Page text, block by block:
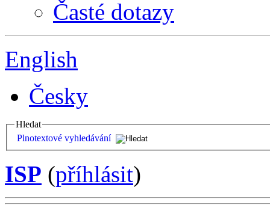
Časté dotazy
English
Česky
Hledat
Plnotextové vyhledávání
ISP (příhlásit)